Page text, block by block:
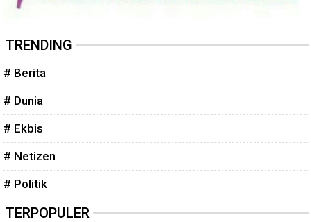
TRENDING
# Berita
# Dunia
# Ekbis
# Netizen
# Politik
TERPOPULER